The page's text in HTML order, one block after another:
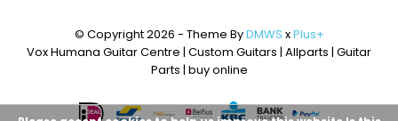
© Copyright 2026 - Theme ByDMWS xPlus+
Vox Humana Guitar Centre | Custom Guitars | Allparts | Guitar
Parts | buy online